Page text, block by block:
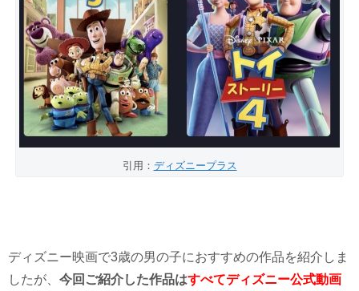
引用： ディズニープラス
ディズニー映画で3歳の男の子におすすめの作品を紹介しま
したが、 今回ご紹介した作品はすべてディズニー公式動画